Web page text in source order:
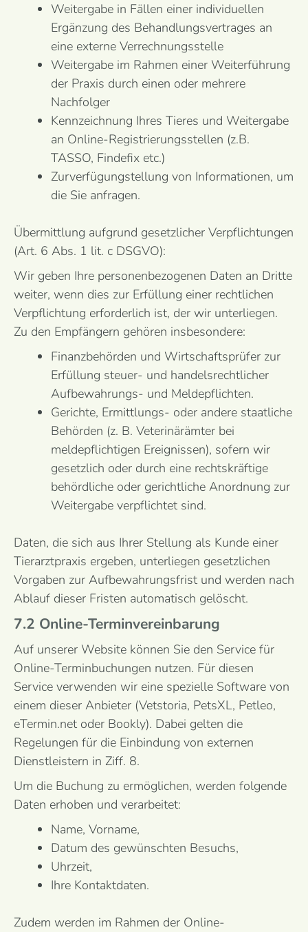
Weitergabe in Fällen einer individuellen
Ergänzung des Behandlungsvertrages an
eine externe Verrechnungsstelle
Weitergabe im Rahmen einer Weiterführung
der Praxis durch einen oder mehrere
Nachfolger
Kennzeichnung Ihres Tieres und Weitergabe
an Online-Registrierungsstellen (z.B.
TASSO, Findefix etc.)
Zurverfügungstellung von Informationen, um
die Sie anfragen.
Übermittlung aufgrund gesetzlicher Verpflichtungen
(Art. 6 Abs. 1 lit. c DSGVO):
Wir geben Ihre personenbezogenen Daten an Dritte
weiter, wenn dies zur Erfüllung einer rechtlichen
Verpflichtung erforderlich ist, der wir unterliegen.
Zu den Empfängern gehören insbesondere:
Finanzbehörden und Wirtschaftsprüfer zur
Erfüllung steuer- und handelsrechtlicher
Aufbewahrungs- und Meldepflichten.
Gerichte, Ermittlungs- oder andere staatliche
Behörden (z. B. Veterinärämter bei
meldepflichtigen Ereignissen), sofern wir
gesetzlich oder durch eine rechtskräftige
behördliche oder gerichtliche Anordnung zur
Weitergabe verpflichtet sind.
Daten, die sich aus Ihrer Stellung als Kunde einer
Tierarztpraxis ergeben, unterliegen gesetzlichen
Vorgaben zur Aufbewahrungsfrist und werden nach
Ablauf dieser Fristen automatisch gelöscht.
7.2 Online-Terminvereinbarung
Auf unserer Website können Sie den Service für
Online-Terminbuchungen nutzen. Für diesen
Service verwenden wir eine spezielle Software von
einem dieser Anbieter (Vetstoria, PetsXL, Petleo,
eTermin.net oder Bookly). Dabei gelten die
Regelungen für die Einbindung von externen
Dienstleistern in Ziff. 8.
Um die Buchung zu ermöglichen, werden folgende
Daten erhoben und verarbeitet:
Name, Vorname,
Datum des gewünschten Besuchs,
Uhrzeit,
Ihre Kontaktdaten.
Zudem werden im Rahmen der Online-